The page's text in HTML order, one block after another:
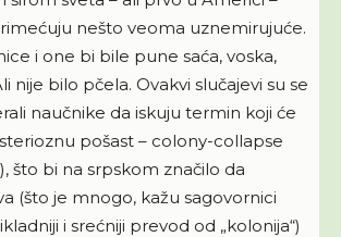
nešto veoma uznemirujuće.
i one bi bile pune saća, voska,
nije bilo pčela. Ovakvi slučajevi su se
naučnike da iskuju termin koji će
pošast – colony-collapse
što bi na srpskom značilo da
(što je mnogo, kažu sagovornici
i srećniji prevod od „kolonija“)